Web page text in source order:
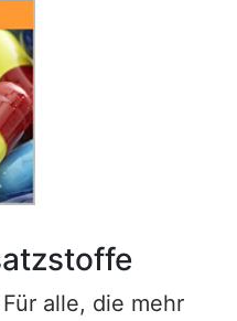
alle, die mehr